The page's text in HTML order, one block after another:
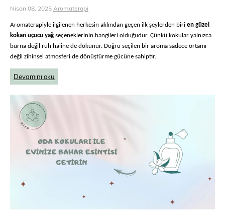
Nisan 08, 2025Aromaterapi
Aromaterapiyle ilgilenen herkesin aklından geçen ilk şeylerden biri en güzel
kokan uçucu yağ seçeneklerinin hangileri olduğudur. Çünkü kokular yalnızca
burna değil ruh haline de dokunur. Doğru seçilen bir aroma sadece ortamı
değil zihinsel atmosferi de dönüştürme gücüne sahiptir.
Devamını oku